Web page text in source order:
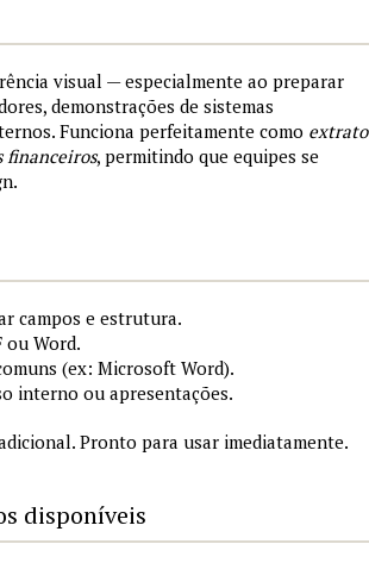
visual — especialmente ao preparar
demonstrações de sistemas
Funciona perfeitamente como extrato
financeiros, permitindo que equipes se
campos e estrutura.
ou Word.
(ex: Microsoft Word).
interno ou apresentações.
Pronto para usar imediatamente.
disponíveis